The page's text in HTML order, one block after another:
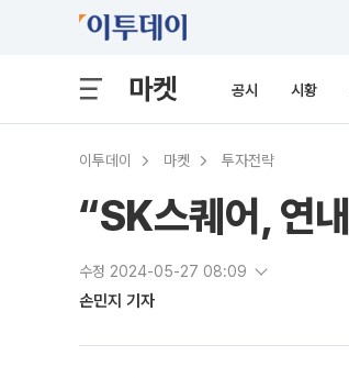
마켓 공시 시황
이투데이 마켓 투자전략
“SK스퀘어, 연
수정 2024-05-27 08:09
손민지 기자